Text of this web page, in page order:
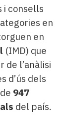
i consells
en
en
(IMD) que
de l’anàlisi
d’ús dels
947
del país.